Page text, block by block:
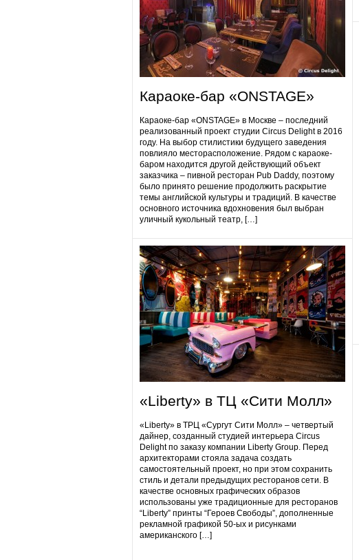
Караоке-бар «ONSTAGE»
Караоке-бар «ONSTAGE» в Москве – последний
реализованный проект студии Circus Delight в 2016
году. На выбор стилистики будущего заведения
повлияло месторасположение. Рядом с караоке-
баром находится другой действующий объект
заказчика – пивной ресторан Pub Daddy​, поэтому
было принято решение продолжить раскрытие
темы английской культуры и традиций. В качестве
основного источника вдохновения был выбран
уличный кукольный театр, […]
«Liberty» в ТЦ «Сити Молл»
«Liberty» в ТРЦ «Сургут Сити Молл» – четвертый
дайнер, созданный студией интерьера Circus
Delight по заказу компании Liberty Group. Перед
архитекторами стояла задача создать
самостоятельный проект, но при этом сохранить
стиль и детали предыдущих ресторанов сети. В
качестве основных графических образов
использованы уже традиционные для ресторанов
“Liberty” принты “Героев Свободы”, дополненные
рекламной графикой 50-ых и рисунками
американского […]